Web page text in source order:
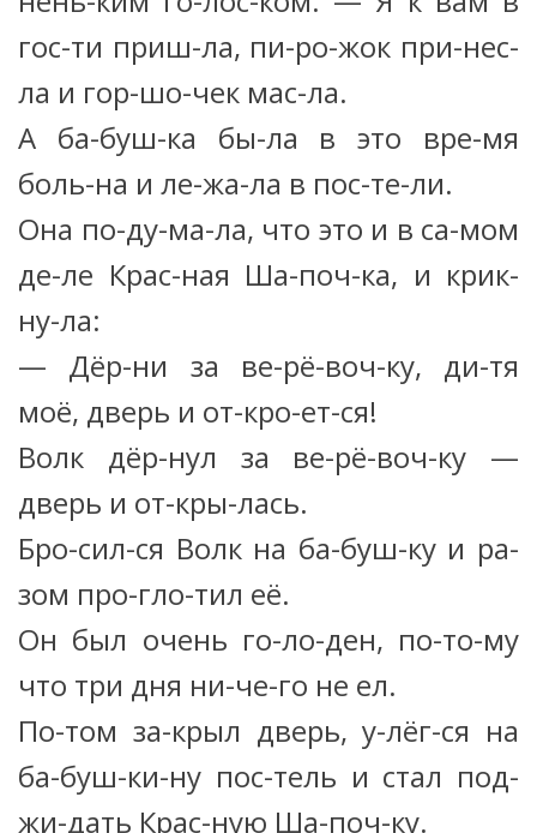
гос-ти приш-ла, пи-ро-жок при-нес-
ла и гор-шо-чек мас-ла.
А ба-буш-ка бы-ла в это вре-мя
боль-на и ле-жа-ла в пос-те-ли.
Она по-ду-ма-ла, что это и в са-мом
де-ле Крас-ная Ша-поч-ка, и крик-
ну-ла:
— Дёр-ни за ве-рё-воч-ку, ди-тя
моё, дверь и от-кро-ет-ся!
Волк дёр-нул за ве-рё-воч-ку —
дверь и от-кры-лась.
Бро-сил-ся Волк на ба-буш-ку и ра-
зом про-гло-тил её.
Он был очень го-ло-ден, по-то-му
что три дня ни-че-го не ел.
По-том за-крыл дверь, у-лёг-ся на
ба-буш-ки-ну пос-тель и стал под-
жи-дать Крас-ную Ша-поч-ку.